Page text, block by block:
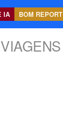
IA BOM REPORT